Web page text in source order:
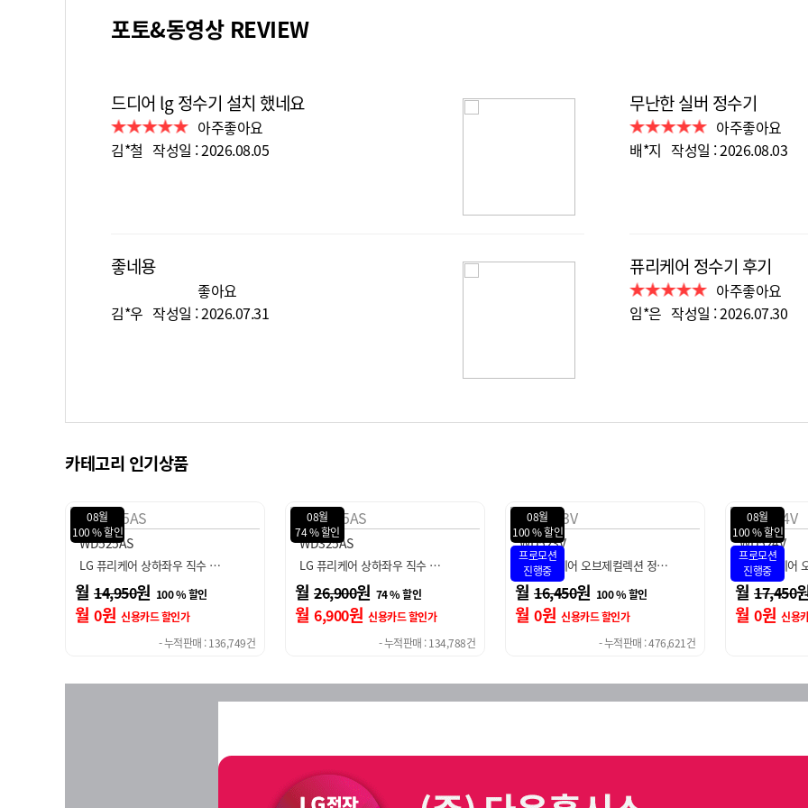
포토&동영상 REVIEW
드디어 lg 정수기 설치 했네요
아주좋아요
김*철 작성일 : 2026.08.05
무난한 실버 정수기
아주좋아요
배*지 작성일 : 2026.08.03
좋네용
좋아요
김*우 작성일 : 2026.07.31
퓨리케어 정수기 후기
아주좋아요
임*은 작성일 : 2026.07.30
카테고리 인기상품
08월
74 % 할인
WD325AS
LG 퓨리케어 상하좌우 직수 …
월26,900원 74 % 할인
월 6,900원 신용카드 할인가
- 누적판매 : 134,788건
08월
100 % 할인
진행중
WD523V
LG 퓨리케어 오브제컬렉션 정…
월16,450원 100 % 할인
월0원 신용카드 할인가
- 누적판매 : 476,621건
08월
100 % 할인
프로모션
진행중
WD524V
LG 퓨리케어 오브제컬렉션 정…
월17,450원 100 % 할인
월 0원 신용카드 할인가
- 누적판매 : 376,621건
08월
100 % 할인
프로모션
진행중
LG 퓨리
월
월 0원